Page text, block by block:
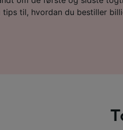
tips til, hvordan du bestiller